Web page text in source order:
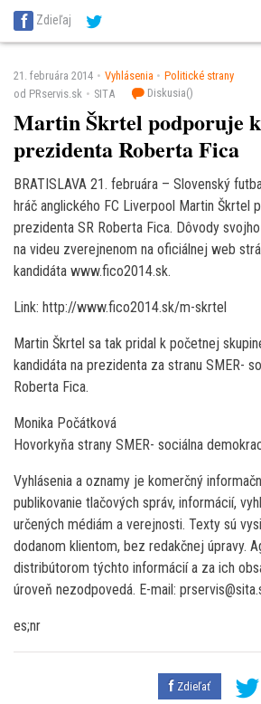
SITA Energetika
SITA Potravinárstvo
Zdieľaj
21. februára 2014 Vyhlásenia
Politické strany
od PRservis.sk
SITA Diskusia()
Martin Škrtel podporuje
prezidenta Roberta Fica
BRATISLAVA 21. februára – Slovenský
hráč anglického FC Liverpool Martin Škrtel
prezidenta SR Roberta Fica. Dôvody
na videu zverejnenom na oficiálnej web
kandidáta www.fico2014.sk.
Link: http://www.fico2014.sk/m-skrtel
Martin Škrtel sa tak pridal k početnej
kandidáta na prezidenta za stranu SMER-
Roberta Fica.
Monika Počátková
Hovorkyňa strany SMER- sociálna
Vyhlásenia a oznamy je komerčný
publikovanie tlačových správ, informácií,
určených médiám a verejnosti. Texty sú
dodanom klientom, bez redakčnej úpravy.
distribútorom týchto informácií a za ich
úroveň nezodpovedá. E-mail:
es;nr
Zdieľať